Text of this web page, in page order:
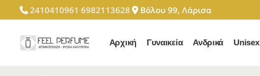
24104109616982113628 Βόλου 99, Λάρισα
Αρχική Γυναικεία Ανδρικά Unisex